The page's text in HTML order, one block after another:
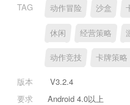
TAG 动作冒险 沙盒
休闲 经营策略
动作竞技 卡牌策略
版本
V3.2.4
要求
Android 4.0以上